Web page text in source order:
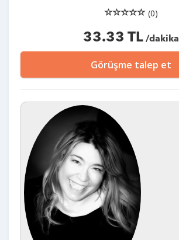
(0)
33.33 TL /dakika
Görüşme talep et